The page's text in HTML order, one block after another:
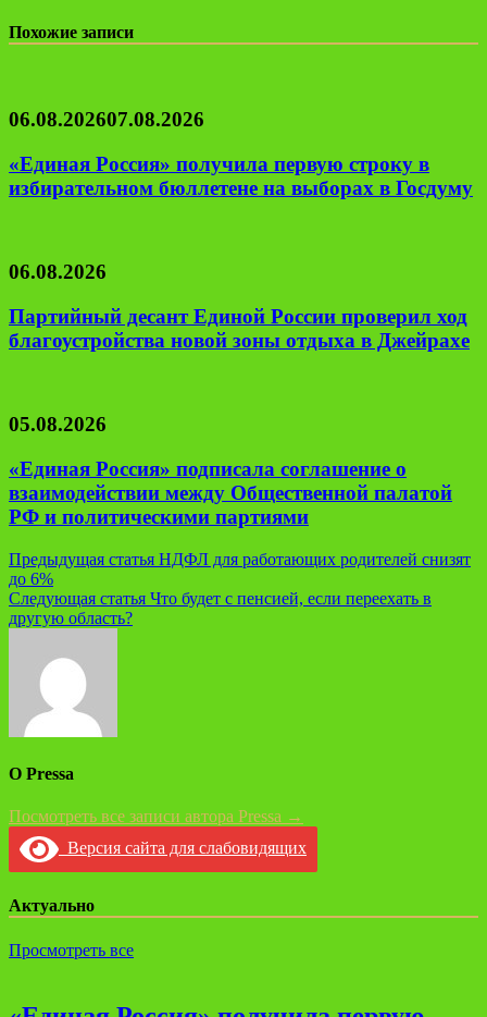
Похожие записи
06.08.202607.08.2026
«Единая Россия» получила первую строку в
избирательном бюллетене на выборах в Госдуму
06.08.2026
Партийный десант Единой России проверил ход
благоустройства новой зоны отдыха в Джейрахе
05.08.2026
«Единая Россия» подписала соглашение о
взаимодействии между Общественной палатой
РФ и политическими партиями
Навигация
по
записям
Предыдущая статья НДФЛ для работающих родителей снизят
до 6%
Следующая статья Что будет с пенсией, если переехать в
другую область?
О Pressa
Посмотреть все записи автора Pressa →
Версия сайта для слабовидящих
Актуально
Просмотреть все